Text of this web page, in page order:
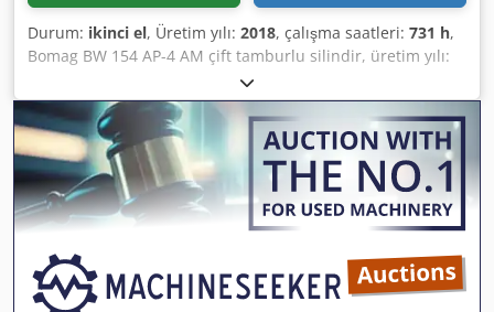
Durum: ikinci el, Üretim yılı: 2018, çalışma saatleri: 731 h,
Bomag BW 154 AP-4 AM çift tamburlu silindir, üretim yılı:
2018, çalışma saati: sadece 731 saat, motor: Kubota [55,4
kW/75 HP], Asfalt Yönetim Sistemi 2, ağırlık: 7.300 kg,
pürüzsüz yüzeyli tambur, iyi durumda, hemen kullanıma
hazır. İsteğiniz üzerine size bir kiralama veya finansman
teklifi sunabiliriz. Bay Mihm (Tel. numarası) size yardımcı
olmaktan memnuniyet duyar. Daha fazla bilgiyi web
sitemizde bulabilirsiniz. Hatalar ve önceden satış koşulları
fazla bilgi almak için Tobias Ebert ile iletişime geçin.